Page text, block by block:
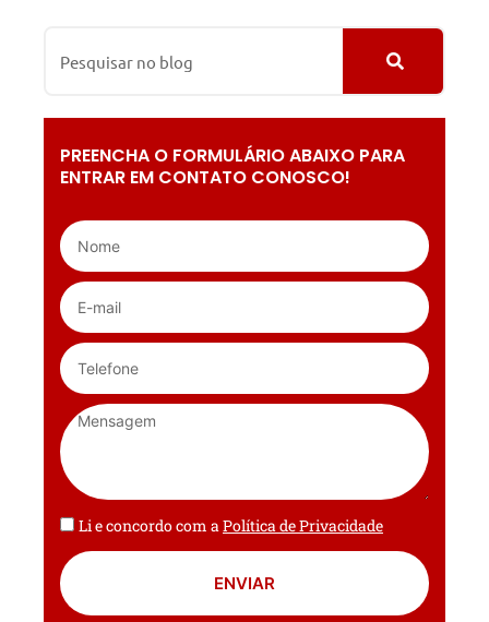
PREENCHA O FORMULÁRIO ABAIXO PARA
ENTRAR EM CONTATO CONOSCO!
Li e concordo com aPolítica de Privacidade
ENVIAR